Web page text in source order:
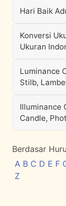
Hari Baik
Konversi
Ukuran
Luminance
Stilb,
Illuminance
Candle,
Berdasar
A B C D E F
Z